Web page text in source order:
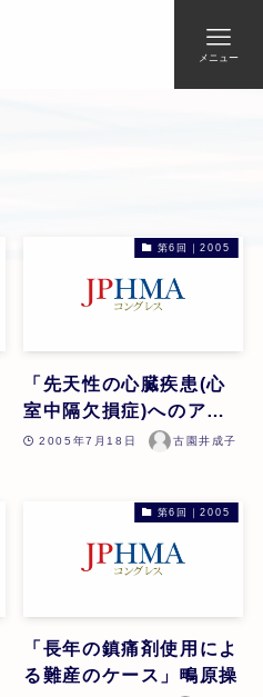
メニュー
第6回｜2005
「先天性の心臓疾患(心
室中隔欠損症)へのアプ
ローチ」古園井成子
2005年7月18日 古園井成子
第6回｜2005
「長年の鎮痛剤使用によ
る難産のケース」鴫原操